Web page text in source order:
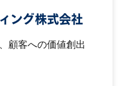
ング株式会社
顧客への価値創出